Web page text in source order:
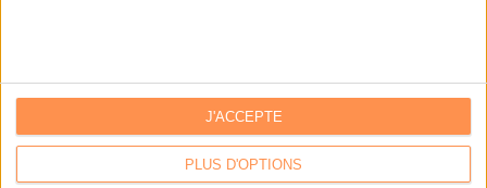
PLUS D'OPTIONS
J'ACCEPTE
Communiquer avec Archimag|Communiquer avec ACE